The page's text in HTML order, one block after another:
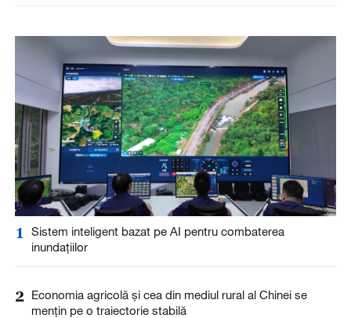
1
Sistem inteligent bazat pe AI pentru combaterea
inundațiilor
2 Economia agricolă și cea din mediul rural al Chinei se
mențin pe o traiectorie stabilă